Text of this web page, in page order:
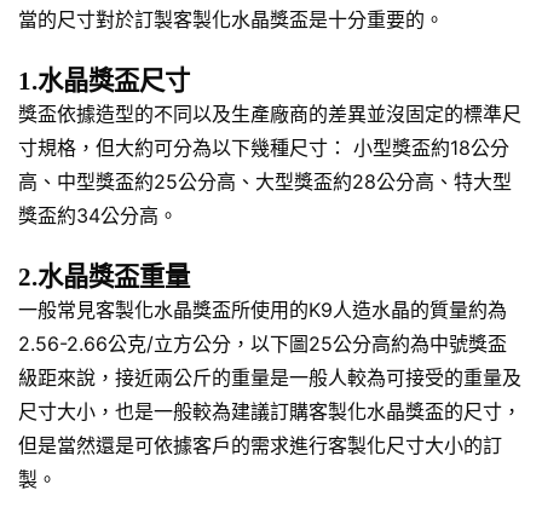
當的尺寸對於訂製客製化水晶獎盃是十分重要的。
1.水晶獎盃尺寸
獎盃依據造型的不同以及生產廠商的差異並沒固定的標準尺
寸規格，但大約可分為以下幾種尺寸： 小型獎盃約18公分
高、中型獎盃約25公分高、大型獎盃約28公分高、特大型
獎盃約34公分高。
2.水晶獎盃重量
一般常見客製化水晶獎盃所使用的K9人造水晶的質量約為
2.56-2.66公克/立方公分，以下圖25公分高約為中號獎盃
級距來說，接近兩公斤的重量是一般人較為可接受的重量及
尺寸大小，也是一般較為建議訂購客製化水晶獎盃的尺寸，
但是當然還是可依據客戶的需求進行客製化尺寸大小的訂
製。